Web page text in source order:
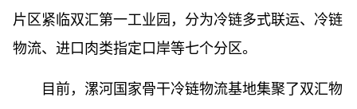
片区紧临双汇第一工业园，分为冷链多式联运、冷链
物流、进口肉类指定口岸等七个分区。
目前，漯河国家骨干冷链物流基地集聚了双汇物